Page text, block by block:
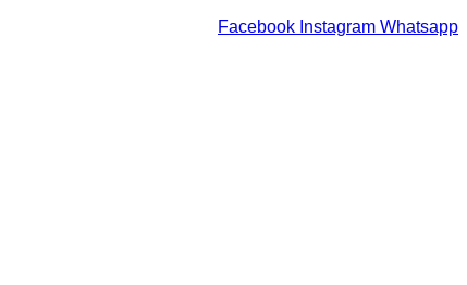
Facebook Instagram Whatsapp